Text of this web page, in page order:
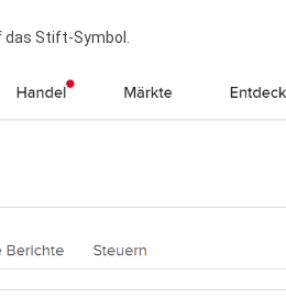
das Stift-Symbol.